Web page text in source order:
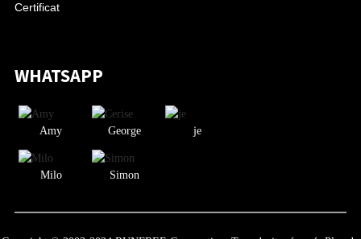
Certificat
WHATSAPP
Amy George je
Milo Simon